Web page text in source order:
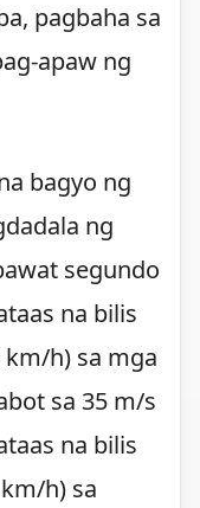
pagbaha sa
apaw ng
bagyo ng
ng
segundo
na bilis
h) sa mga
sa 35 m/s
na bilis
h) sa